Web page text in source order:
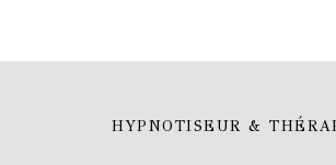
HYPNOTISEUR &